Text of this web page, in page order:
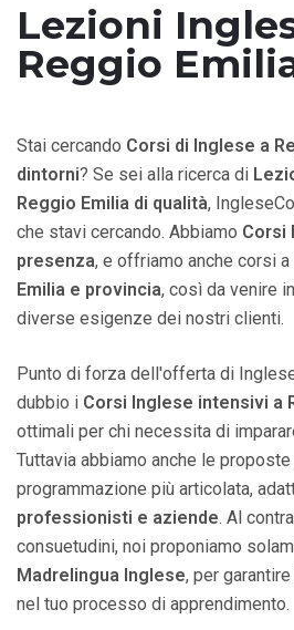
Lezioni
Reggio
Stai cercando Corsi di Inglese a
dintorni? Se sei alla ricerca di
Reggio Emilia di qualità,
che stavi cercando. Abbiamo Corsi
presenza, e offriamo anche corsi a
Emilia e provincia, così da venire
diverse esigenze dei nostri clienti.
Punto di forza dell'offerta di
dubbio i Corsi Inglese intensivi a
ottimali per chi necessita di
Tuttavia abbiamo anche le
programmazione più articolata,
professionisti e aziende. Al
consuetudini, noi proponiamo
Madrelingua Inglese, per
nel tuo processo di apprendimento.